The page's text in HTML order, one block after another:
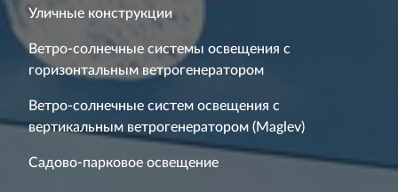
Уличные конструкции
Ветро-солнечные системы освещения с
горизонтальным ветрогенератором
Ветро-солнечные систем освещения с
вертикальным ветрогенератором (Maglev)
Садово-парковое освещение